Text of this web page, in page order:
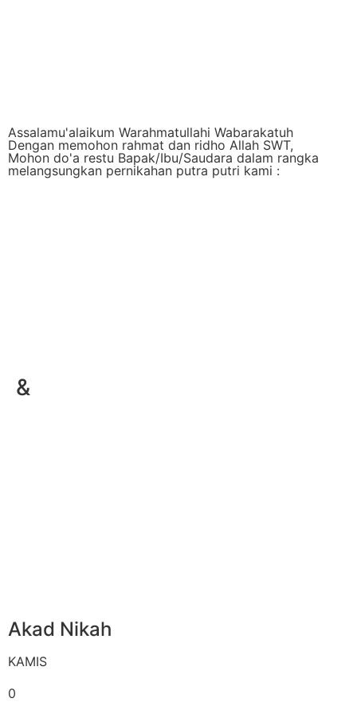
Assalamu'alaikum Warahmatullahi Wabarakatuh
Dengan memohon rahmat dan ridho Allah SWT,
Mohon do'a restu Bapak/Ibu/Saudara dalam rangka
melangsungkan pernikahan putra putri kami :
&
Akad Nikah
KAMIS
0